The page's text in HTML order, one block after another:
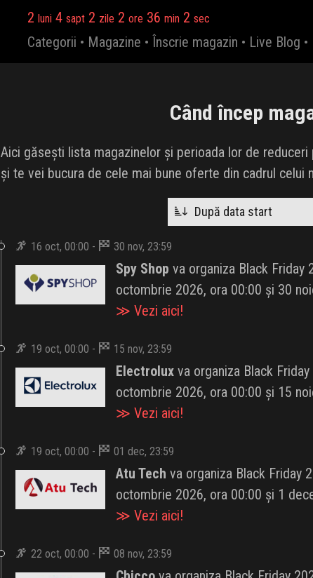
2 luni 4 sapt 2 zile 2 ore 36 min 1 sec
Categorii • Magazine • Înscrie magazin • Live Blog •
Când încep
Aici găsești lista magazinelor și perioada lor de
și te vei bucura de cele mai bune oferte din cadrul celui
După data start
16 oct, 00:00 - 30 nov, 23:59
Spy Shop va organiza Black Friday
octombrie 2026, ora 00:00 și 30
≫ Vezi aici!
19 oct, 00:00 - 15 nov, 23:59
Electrolux va organiza Black
octombrie 2026, ora 00:00 și 15
≫ Vezi aici!
19 oct, 00:00 - 01 dec, 23:59
Atu Tech va organiza Black Friday
octombrie 2026, ora 00:00 și 1
≫ Vezi aici!
22 oct, 00:00 - 08 nov, 23:59